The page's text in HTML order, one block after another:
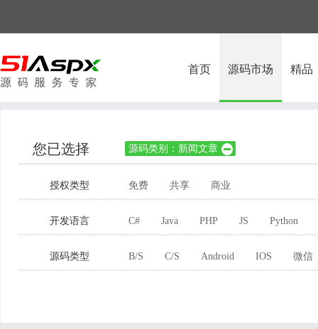
首页 源码市场 精品
您已选择 源码类别：新闻文章 
授权类型 免费 共享 商业
开发语言 C# Java PHP JS Python
源码类型 B/S C/S Android IOS 微信